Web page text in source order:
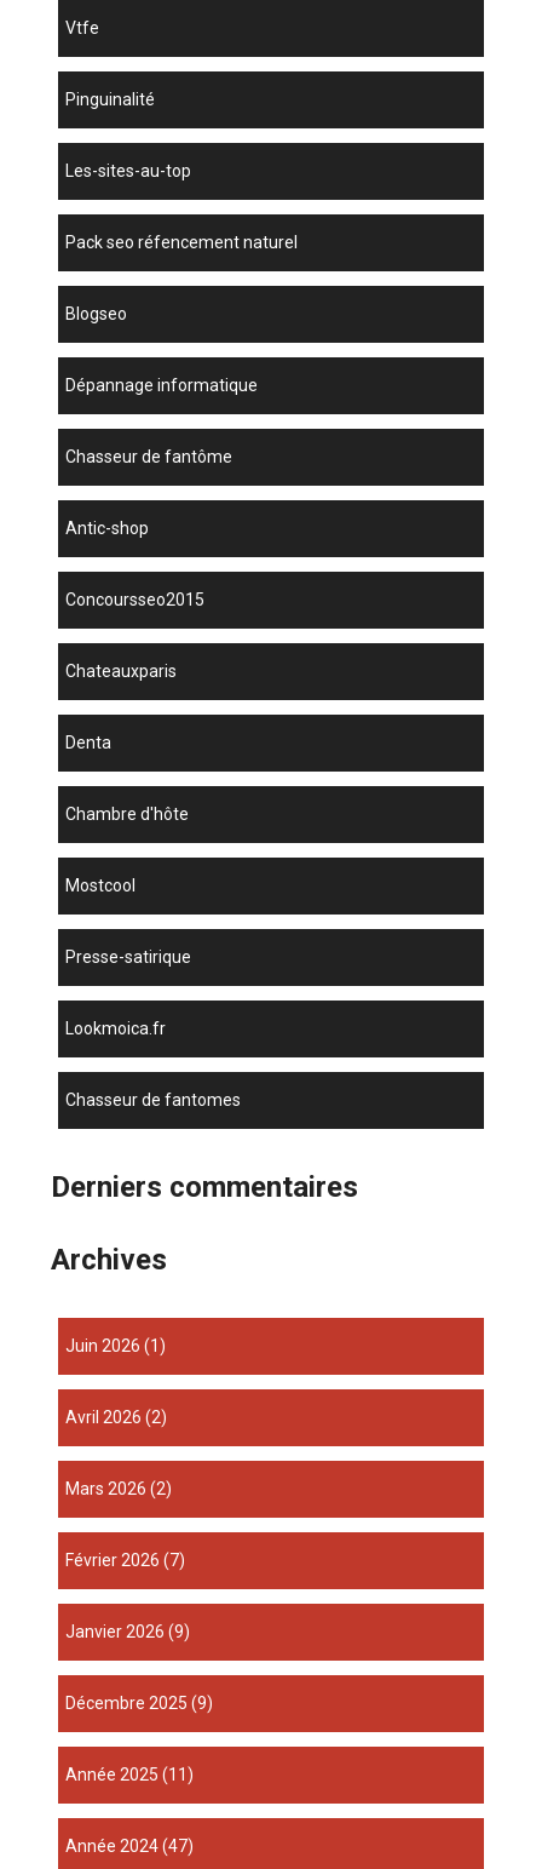
vtfe
Pinguinalité
les-sites-au-top
pack seo réfencement naturel
blogseo
dépannage informatique
chasseur de fantôme
antic-shop
concoursseo2015
chateauxparis
denta
chambre d'hôte
mostcool
presse-satirique
lookmoica.fr
chasseur de fantomes
Derniers commentaires
Archives
juin 2026 (1)
avril 2026 (2)
mars 2026 (2)
février 2026 (7)
janvier 2026 (9)
décembre 2025 (9)
année 2025 (11)
année 2024(47)